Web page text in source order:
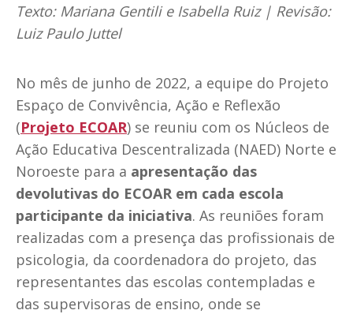
Texto: Mariana Gentili e Isabella Ruiz | Revisão:
Luiz Paulo Juttel
No mês de junho de 2022, a equipe do Projeto
Espaço de Convivência, Ação e Reflexão
(Projeto ECOAR) se reuniu com os Núcleos de
Ação Educativa Descentralizada (NAED) Norte e
Noroeste para a apresentação das
devolutivas do ECOAR em cada escola
participante da iniciativa. As reuniões foram
realizadas com a presença das profissionais de
psicologia, da coordenadora do projeto, das
representantes das escolas contempladas e
das supervisoras de ensino, onde se